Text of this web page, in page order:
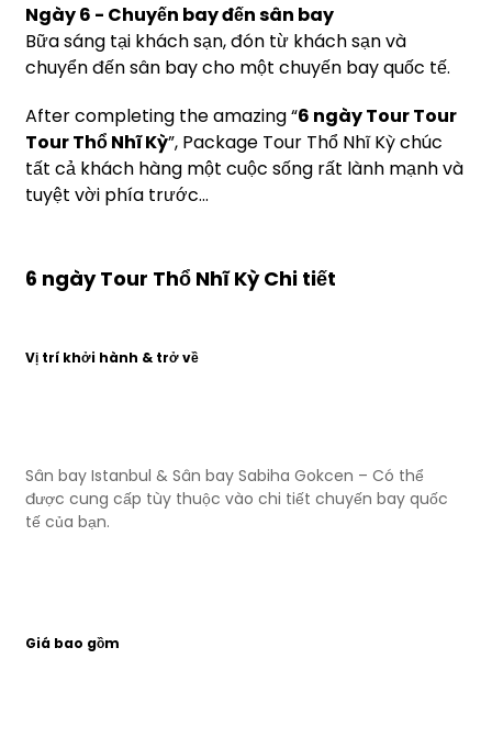
Ngày 6 - Chuyến bay đến sân bay
Bữa sáng tại khách sạn, đón từ khách sạn và
chuyển đến sân bay cho một chuyến bay quốc tế.
After completing the amazing “6 ngày Tour Tour
Tour Thổ Nhĩ Kỳ”, Package Tour Thổ Nhĩ Kỳ chúc
tất cả khách hàng một cuộc sống rất lành mạnh và
tuyệt vời phía trước...
6 ngày Tour Thổ Nhĩ Kỳ Chi tiết
Vị trí khởi hành & trở về
Sân bay Istanbul & Sân bay Sabiha Gokcen – Có thể
được cung cấp tùy thuộc vào chi tiết chuyến bay quốc
tế của bạn.
Giá bao gồm